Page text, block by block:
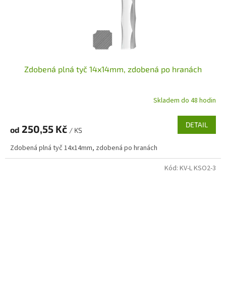
Zdobená plná tyč 14x14mm, zdobená po hranách
Skladem do 48 hodin
od 250,55 Kč / KS
DETAIL
Zdobená plná tyč 14x14mm, zdobená po hranách
Kód: KV-L KSO2-3